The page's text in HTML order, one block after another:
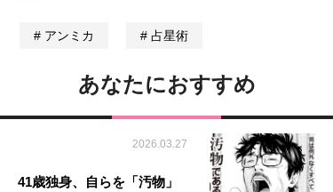
アンミカ 占星術
あなたにおすすめ
2026.03.27
41歳独身、自らを「汚物」